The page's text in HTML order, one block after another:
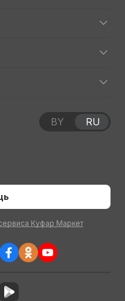
Куфар Маркет
BY RU